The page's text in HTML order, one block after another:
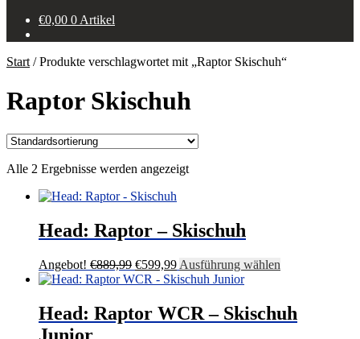
€0,00 0 Artikel
Start /Produkte verschlagwortet mit „Raptor Skischuh“
Raptor Skischuh
Alle 2 Ergebnisse werden angezeigt
Head: Raptor – Skischuh
Angebot! €889,99 Ursprünglicher
Preis
€889,99
€599,99Aktueller
Preis
€599,99.
Ausführung wählen
mehrere
Varianten
Head: Raptor WCR – Skischuh
Junior